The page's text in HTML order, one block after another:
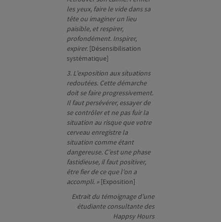
les yeux, faire le vide dans sa
tête ou imaginer un lieu
paisible, et respirer,
profondément. Inspirer,
expirer. [Désensibilisation
systématique]
3. L’exposition aux situations
redoutées. Cette démarche
doit se faire progressivement.
Il faut persévérer, essayer de
se contrôler et ne pas fuir la
situation au risque que votre
cerveau enregistre la
situation comme étant
dangereuse. C’est une phase
fastidieuse, il faut positiver,
être fier de ce que l’on a
accompli. » [Exposition]
Extrait du témoignage d’une
étudiante consultante des
Happsy Hours